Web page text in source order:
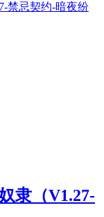
隶（V1.27-